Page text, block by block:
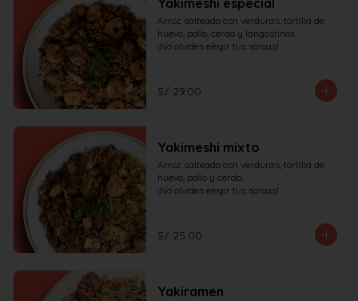
Yakimeshi especial
Arroz salteado con verduras, tortilla de
huevo, pollo, cerdo y langostinos.
¡No olvides elegir tus salsas!
S/ 29.00
Yakimeshi mixto
Arroz salteado con verduras, tortilla de
huevo, pollo y cerdo.
¡No olvides elegir tus salsas!
S/ 25.00
Yakiramen